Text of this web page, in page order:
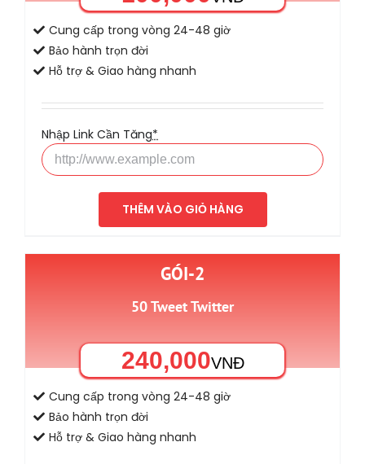
Cung cấp trong vòng 24-48 giờ
Bảo hành trọn đời
Hỗ trợ & Giao hàng nhanh
Nhập Link Cần Tăng*
THÊM VÀO GIỎ HÀNG
GÓI-2
50 Tweet Twitter
240,000VNĐ
Cung cấp trong vòng 24-48 giờ
Bảo hành trọn đời
Hỗ trợ & Giao hàng nhanh